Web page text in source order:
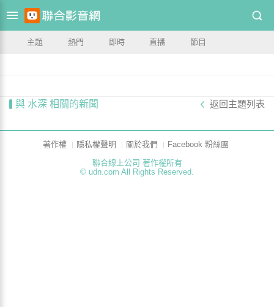
主題 熱門 即時 直播 節目
與 水深 相關的新聞 返回主題列表
著作權 隱私權聲明 關於我們
Facebook 粉絲團
聯合線上公司 著作權所有
© udn.com All Rights Reserved.